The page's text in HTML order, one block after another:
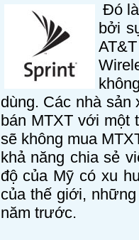
Đó
bởi
dùng. Các nhà
bán MTXT với một
sẽ không mua
khả năng chia sẻ
độ của Mỹ có xu
của thế giới,
năm trước.